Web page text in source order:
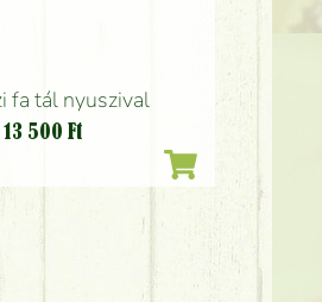
fa tál nyuszival
13 500 Ft